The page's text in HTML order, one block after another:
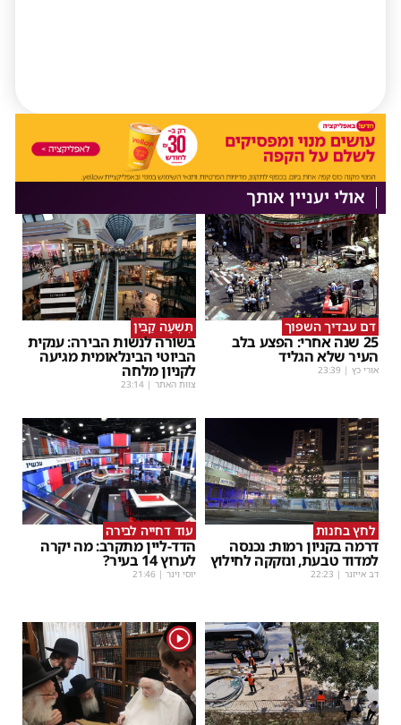
אולי יעניין אותך
דם עבדיך השפוך
25 שנה אחרי: הפצע בלב
העיר שלא הגליד
אורי כץ |
23:39
תִּשְׁעָה קַבִּין
בשורה לנשות הבירה: ענקית
הביוטי הבינלאומית מגיעה
לקניון מלחה
צוות האתר |
23:14
לחץ בחנות
דרמה בקניון רמות: נכנסה
למדוד טבעת, ונזקקה לחילוץ
דב אייזנר |
22:23
עוד דחייה לבירה
הדד-ליין מתקרב: מה יקרה
לערוץ 14 בעיר?
יוסי וינר |
21:46
1